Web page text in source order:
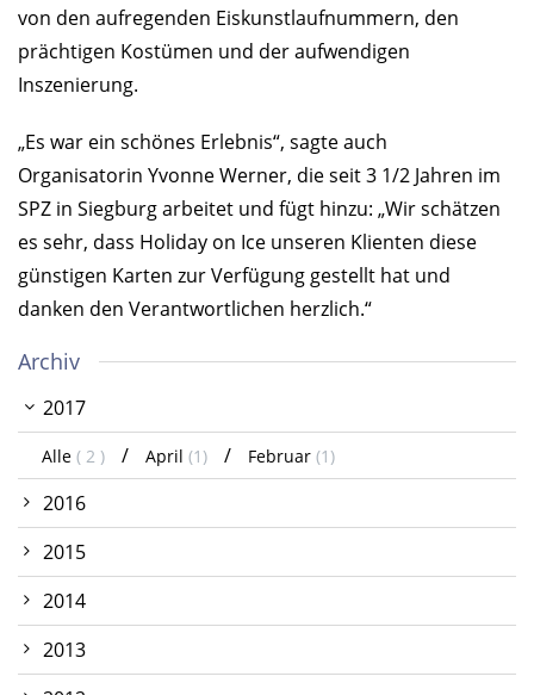
von den aufregenden Eiskunstlaufnummern, den
prächtigen Kostümen und der aufwendigen
Inszenierung.
„Es war ein schönes Erlebnis“, sagte auch
Organisatorin Yvonne Werner, die seit 3 1/2 Jahren im
SPZ in Siegburg arbeitet und fügt hinzu: „Wir schätzen
es sehr, dass Holiday on Ice unseren Klienten diese
günstigen Karten zur Verfügung gestellt hat und
danken den Verantwortlichen herzlich.“
Archiv
2017
Alle ( 2 ) April (1) Februar (1)
2016
2015
2014
2013